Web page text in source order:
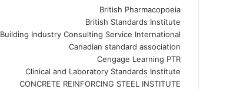
British Pharmacopoeia
British Standards Institute
Building Industry Consulting Service International
Canadian standard association
Cengage Learning PTR
Clinical and Laboratory Standards Institute
CONCRETE REINFORCING STEEL INSTITUTE